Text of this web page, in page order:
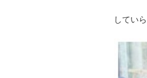
してい